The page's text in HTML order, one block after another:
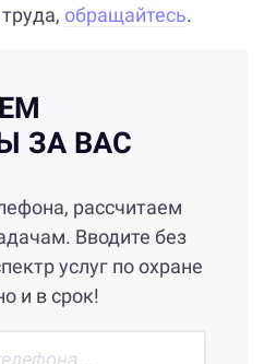
обращайтесь.
ЗА ВАС
рассчитаем
Вводите без
услуг по охране
и в срок!